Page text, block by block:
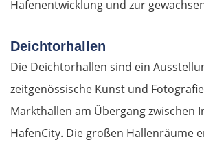
Hafenentwicklung und zur
Deichtorhallen
Die Deichtorhallen sind ein
zeitgenössische Kunst und
Markthallen am Übergang zwischen
HafenCity. Die großen Hallenräume